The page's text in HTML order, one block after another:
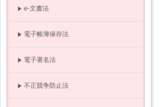
e-文書法
電子帳簿保存法
電子署名法
不正競争防止法